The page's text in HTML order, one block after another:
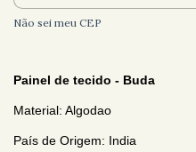
Não sei meu CEP
Painel de tecido - Buda
Material: Algodao
País de Origem: India